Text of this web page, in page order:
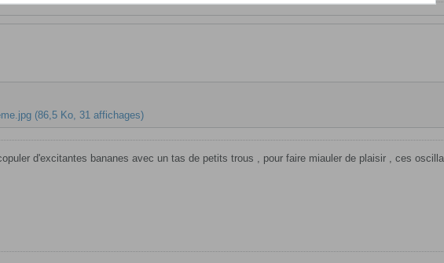
(86,5 Ko, 31 affichages)
d'excitantes bananes avec un tas de petits trous , pour faire miauler de plaisir , ces